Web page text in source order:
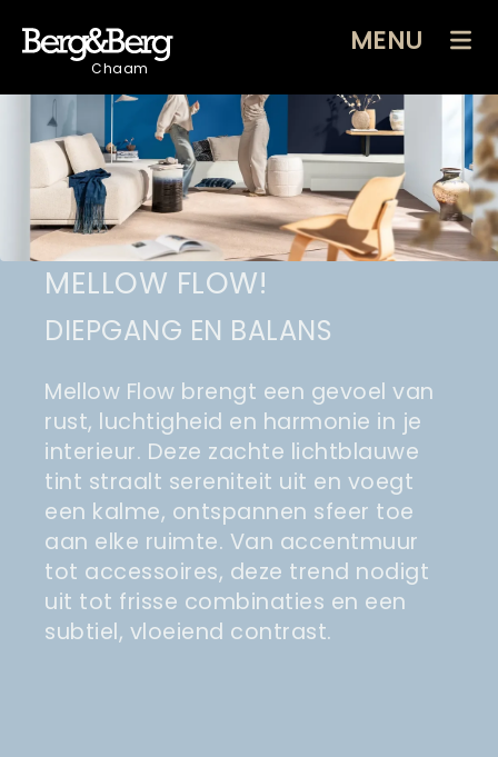
Chaam
MENU
MELLOW FLOW!
DIEPGANG EN BALANS
Mellow Flow brengt een gevoel van
rust, luchtigheid en harmonie in je
interieur. Deze zachte lichtblauwe
tint straalt sereniteit uit en voegt
een kalme, ontspannen sfeer toe
aan elke ruimte. Van accentmuur
tot accessoires, deze trend nodigt
uit tot frisse combinaties en een
subtiel, vloeiend contrast.